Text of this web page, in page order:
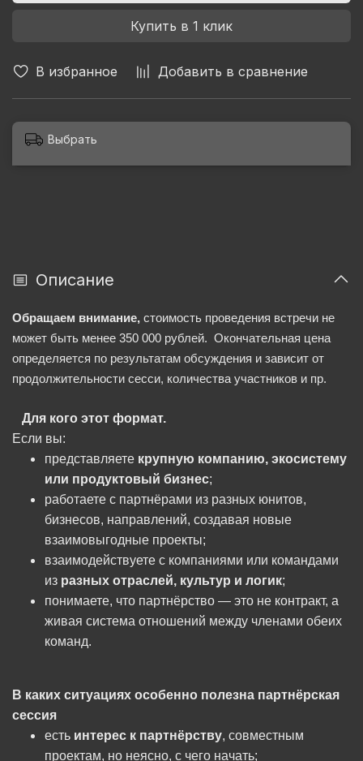
В избранное Добавить в сравнение
Купить в 1 клик
Выбрать
Описание
Обращаем внимание, стоимость проведения встречи не
может быть менее 350 000 рублей. Окончательная цена
определяется по результатам обсуждения и зависит от
продолжительности сесси, количества участников и пр.
Для кого этот формат.
Если вы:
представляете крупную компанию, экосистему
или продуктовый бизнес;
работаете с партнёрами из разных юнитов,
бизнесов, направлений, создавая новые
взаимовыгодные проекты;
взаимодействуете с компаниями или командами
из разных отраслей, культур и логик;
понимаете, что партнёрство — это не контракт, а
живая система отношений между членами обеих
команд.
В каких ситуациях особенно полезна партнёрская
сессия
есть интерес к партнёрству, совместным
проектам, но неясно, с чего начать;